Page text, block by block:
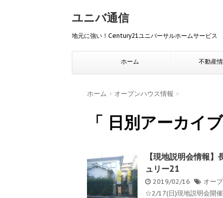
ユニバ通信
地元に強い！Century21ユニバーサルホームサービス
ホーム 不動産
ホーム > オープンハウス情報 >
「 日別アーカイ
【現地説明会情報
ュリー21
2019/02/16 オー
☆2/17(日)現地説明会開